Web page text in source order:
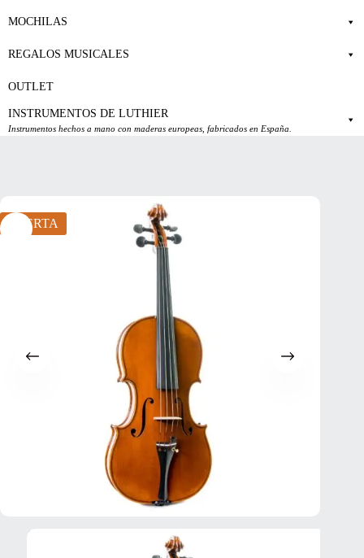
MOCHILAS
REGALOS MUSICALES
OUTLET
INSTRUMENTOS DE LUTHIER
Instrumentos hechos a mano con maderas europeas, fabricados en España.
OFERTA